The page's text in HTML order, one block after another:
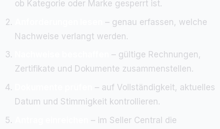
ob Kategorie oder Marke gesperrt ist.
– genau erfassen, welche
Nachweise verlangt werden.
– gültige Rechnungen,
Zertifikate und Dokumente zusammenstellen.
– auf Vollständigkeit, aktuelles
Datum und Stimmigkeit kontrollieren.
– im Seller Central die